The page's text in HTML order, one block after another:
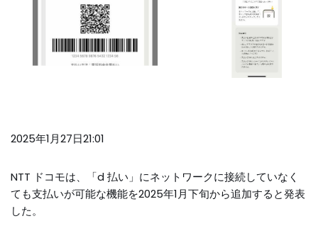
2025年1月27日21:01
NTT ドコモは、「d 払い」にネットワークに接続していなく
ても支払いが可能な機能を2025年1月下旬から追加すると発表
した。